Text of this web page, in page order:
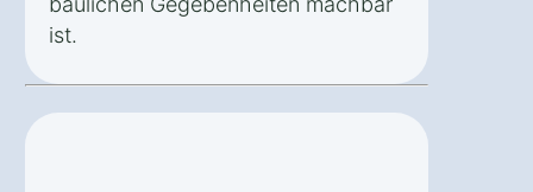
ist.